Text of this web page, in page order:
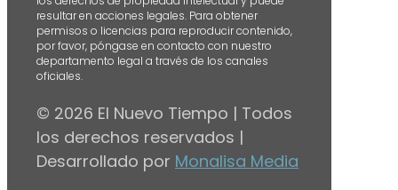
resultar en acciones legales. Para obtener
permisos o licencias para reproducir contenido,
por favor, póngase en contacto con nuestro
departamento legal a través de los canales
oficiales.
© 2026 El Nuevo Tiempo | Todos
los derechos reservados |
Desarrollado por Monalisa Media